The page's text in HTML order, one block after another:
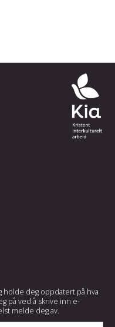
holde deg oppdatert på hva
på ved å skrive inn e-
melde deg av.